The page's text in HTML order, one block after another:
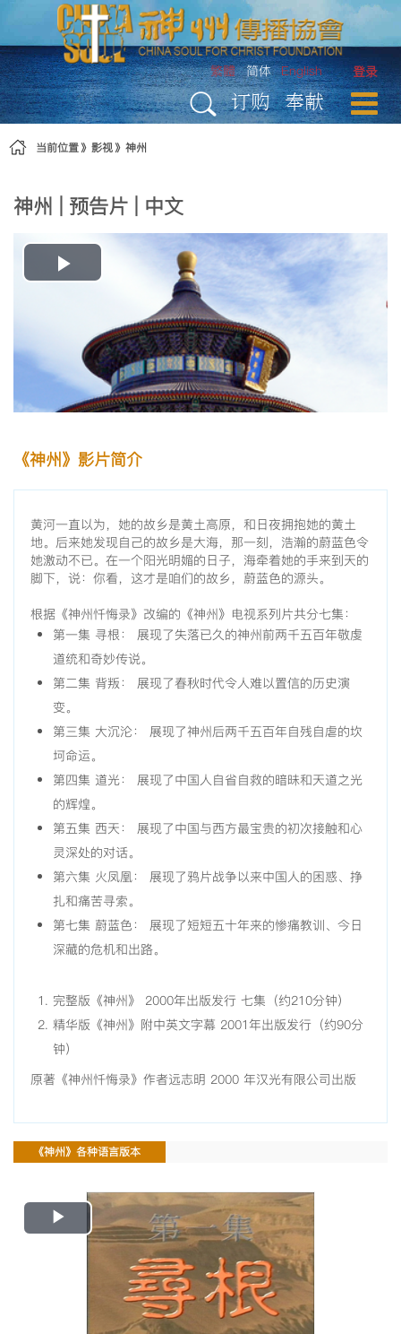
跳转到内容
登录
繁體 简体 English
订购 奉献
当前位置 影视 神州
神州 | 预告片 | 中文
Play
Video
《神州》影片简介
黄河一直以为，她的故乡是黄土高原，和日夜拥抱她的黄土
地。后来她发现自己的故乡是大海，那一刻，浩瀚的蔚蓝色令
她激动不已。在一个阳光明媚的日子，海牵着她的手来到天的
脚下，说：你看，这才是咱们的故乡，蔚蓝色的源头。
根据《神州忏悔录》改编的《神州》电视系列片共分七集：
第一集 寻根： 展现了失落已久的神州前两千五百年敬虔
道统和奇妙传说。
第二集 背叛： 展现了春秋时代令人难以置信的历史演
变。
第三集 大沉沦： 展现了神州后两千五百年自残自虐的坎
坷命运。
第四集 道光： 展现了中国人自省自救的暗昧和天道之光
的辉煌。
第五集 西天： 展现了中国与西方最宝贵的初次接触和心
灵深处的对话。
第六集 火凤凰： 展现了鸦片战争以来中国人的困惑、挣
扎和痛苦寻索。
第七集 蔚蓝色： 展现了短短五十年来的惨痛教训、今日
深藏的危机和出路。
完整版《神州》 2000年出版发行 七集（约210分钟）
精华版《神州》附中英文字幕 2001年出版发行（约90分
钟）
原著《神州忏悔录》作者远志明 2000 年汉光有限公司出版
《神州》各种语言版本
Play
Video